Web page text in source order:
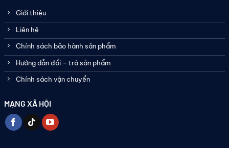
Giới thiệu
Liên hệ
Chính sách bảo hành sản phẩm
Hướng dẫn đổi – trả sản phẩm
Chính sách vận chuyển
MẠNG XÃ HỘI